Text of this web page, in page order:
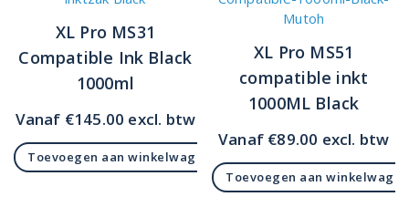
XL Pro MS31
Compatible Ink Black
1000ml
Vanaf €145.00 excl. btw
Toevoegen aan winkelwagen
XL Pro MS51
compatible inkt
1000ML Black
Vanaf €89.00 excl. btw
Toevoegen aan winkelwagen